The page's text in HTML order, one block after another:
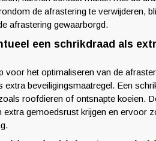
de afrastering te verwijderen,
afrastering gewaarborgd.
een schrikdraad als
voor het optimaliseren van de
extra beveiligingsmaatregel. Een
roofdieren of ontsnapte koeien.
extra gemoedsrust krijgen en ervoor